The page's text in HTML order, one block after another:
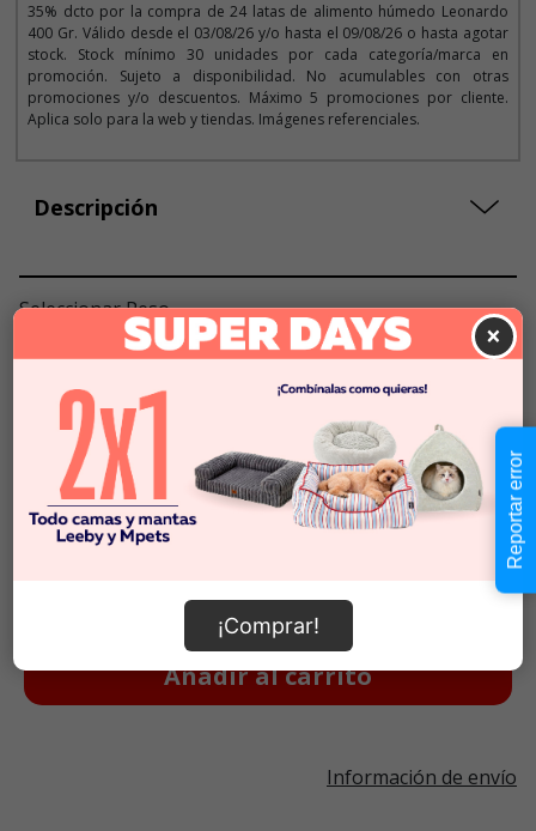
35% dcto por la compra de 24 latas de alimento húmedo Leonardo
400 Gr. Válido desde el 03/08/26 y/o hasta el 09/08/26 o hasta agotar
stock. Stock mínimo 30 unidades por cada categoría/marca en
promoción. Sujeto a disponibilidad. No acumulables con otras
promociones y/o descuentos. Máximo 5 promociones por cliente.
Aplica solo para la web y tiendas. Imágenes referenciales.
Descripción
Seleccionar Peso
400 GR
$12.475
$4.990
800 GR
$10.363x KG
$8.290
+
$4.990
Añadir al carrito
Información de envío
×
¡Comprar!
Reportar error